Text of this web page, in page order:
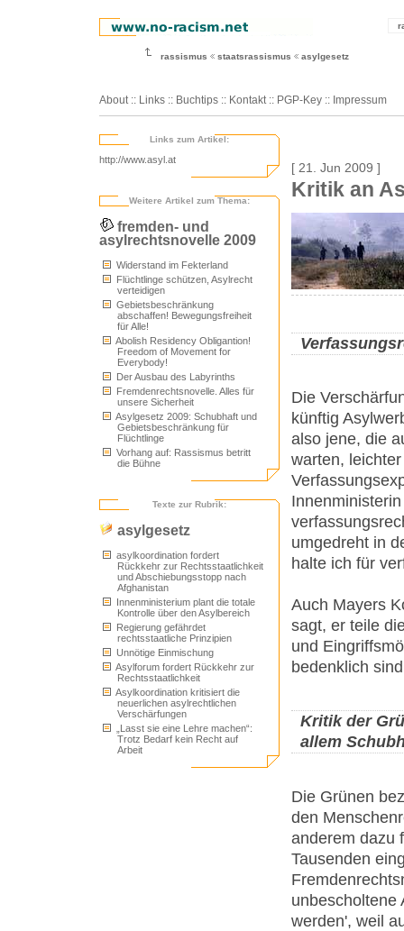
rassismus staatsrassismus asylgesetz
About :: Links :: Buchtips :: Kontakt :: PGP-Key :: Impressum
Links zum Artikel:
http://www.asyl.at
Weitere Artikel zum Thema:
fremden- und
asylrechtsnovelle 2009
Widerstand im Fekterland
Flüchtlinge schützen, Asylrecht
verteidigen
Gebietsbeschränkung
abschaffen! Bewegungsfreiheit
für Alle!
Abolish Residency Obligantion!
Freedom of Movement for
Everybody!
Der Ausbau des Labyrinths
Fremdenrechtsnovelle. Alles für
unsere Sicherheit
Asylgesetz 2009: Schubhaft und
Gebietsbeschränkung für
Flüchtlinge
Vorhang auf: Rassismus betritt
die Bühne
Texte zur Rubrik:
asylgesetz
asylkoordination fordert
Rückkehr zur Rechtsstaatlichkeit
und Abschiebungsstopp nach
Afghanistan
Innenministerium plant die totale
Kontrolle über den Asylbereich
Regierung gefährdet
rechtsstaatliche Prinzipien
Unnötige Einmischung
Asylforum fordert Rückkehr zur
Rechtsstaatlichkeit
Asylkoordination kritisiert die
neuerlichen asylrechtlichen
Verschärfungen
„Lasst sie eine Lehre machen“:
Trotz Bedarf kein Recht auf
Arbeit
[ 21. Jun 2009 ]
Kritik an
Die
künftig
also jene, die
warten,
umgedreht in
halte ich für
Auch Mayers
sagt, er teile
und
bedenklich
Kritik der
allem
Die Grünen
den
anderem dazu
Tausenden
unbescholtene
werden', weil